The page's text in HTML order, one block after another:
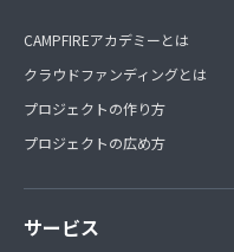
CAMPFIREアカデミーとは
クラウドファンディングとは
プロジェクトの作り方
プロジェクトの広め方
サービス